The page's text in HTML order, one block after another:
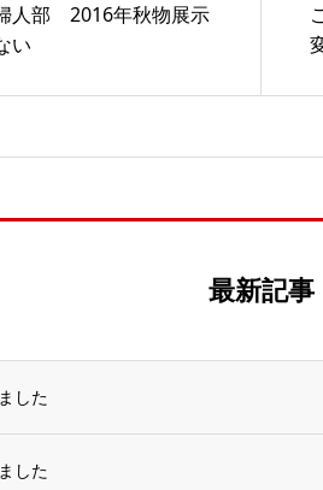
人部 2016年秋物展示
い
最新記事
した
した